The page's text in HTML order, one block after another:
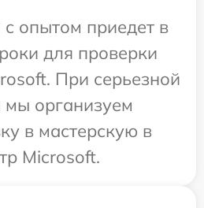
опытом приедет в
для проверки
При серьезной
мы организуем
в мастерскую в
Microsoft.